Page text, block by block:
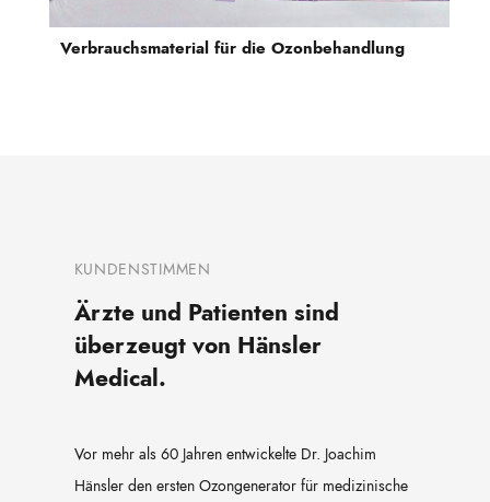
Verbrauchsmaterial für die Ozonbehandlung
KUNDENSTIMMEN
Ärzte und Patienten sind
überzeugt von Hänsler
Medical.
Vor mehr als 60 Jahren entwickelte Dr. Joachim
Hänsler den ersten Ozongenerator für medizinische